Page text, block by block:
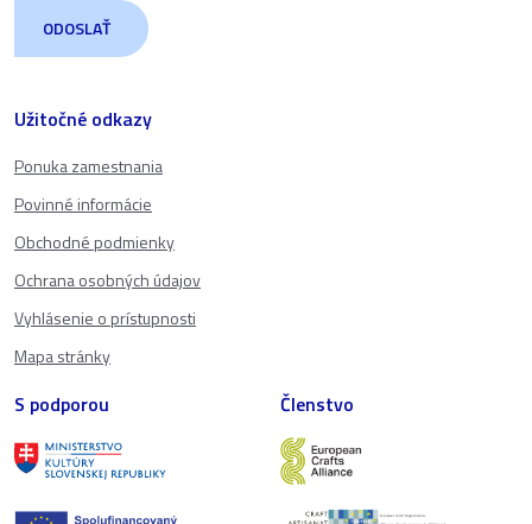
Užitočné odkazy
Ponuka zamestnania
Povinné informácie
Obchodné podmienky
Ochrana osobných údajov
Vyhlásenie o prístupnosti
Mapa stránky
S podporou Členstvo